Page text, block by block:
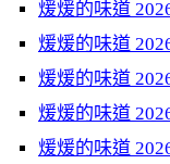
煖煖的味道
煖煖的味道
煖煖的味道
煖煖的味道
煖煖的味道